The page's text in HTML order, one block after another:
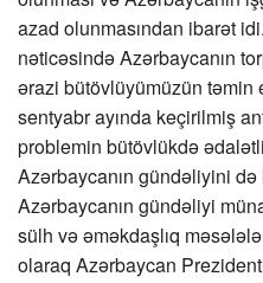
azad olunmasından ibarət
nəticəsində Azərbaycanın
ərazi bütövlüyümüzün
sentyabr ayında keçirilmiş
problemin bütövlükdə
Azərbaycanın gündəliyini
Azərbaycanın gündəliyi
sülh və əməkdaşlıq
olaraq Azərbaycan